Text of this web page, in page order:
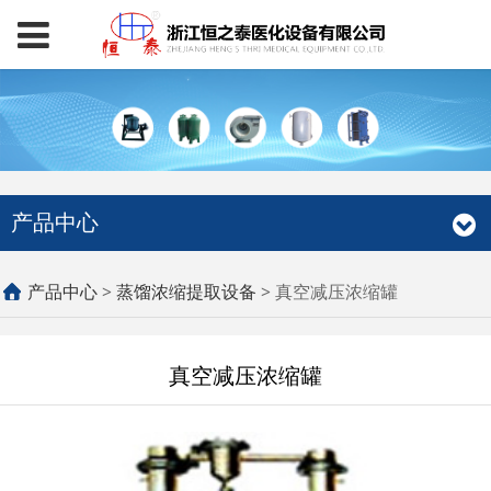
产品中心
真空减压浓缩罐
产品中心> 蒸馏浓缩提取设备 > 真空减压浓缩罐
真空减压浓缩罐